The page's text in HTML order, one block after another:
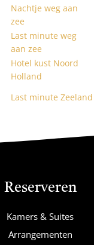
Nachtje weg aan
zee
Last minute weg
aan zee
Hotel kust Noord
Holland
Last minute Zeeland
Reserveren
Kamers & Suites
Arrangementen